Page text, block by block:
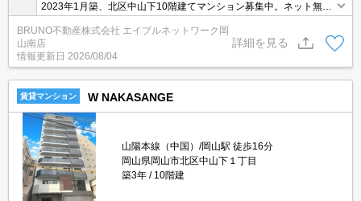
2023年1月築、北区中山下10階建てマンション募集中。ネット無
料、室内設備充実。
BRUNO不動産株式会社 エイブルネットワーク岡
山南店
情報更新日 2026/08/04
詳細を見る
賃貸マンション W NAKASANGE
山陽本線（中国）/岡山駅 徒歩16分
岡山県岡山市北区中山下１丁目
築3年
10階建